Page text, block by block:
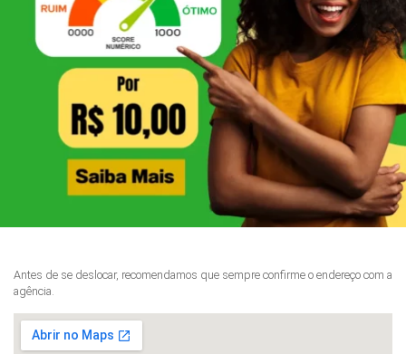
Antes de se deslocar, recomendamos que sempre confirme o endereço com a
agência.